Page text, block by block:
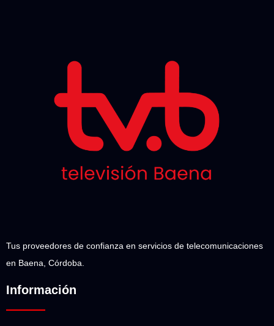
Tus proveedores de confianza en servicios de telecomunicaciones
en Baena, Córdoba.
Información